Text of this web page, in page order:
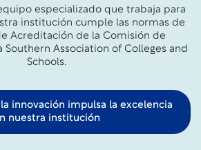
especializado que trabaja para
institución cumple las normas de
Acreditación de la Comisión de
Southern Association of Colleges and
Schools.
innovación impulsa la excelencia
nuestra institución